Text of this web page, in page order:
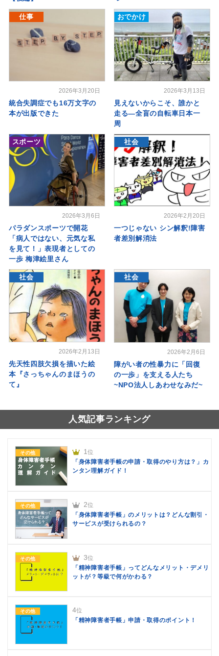
仕事
2026年3月20日
統合失調症でも16万文字の
本が出版できた
おでかけ
2026年3月13日
見えないからこそ、誰かと
走る―全盲の自転車日本一
周
スポーツ
2026年3月6日
パラダンスポーツで開花
「病人ではない、元気な私
を見て！」表現者としての
一歩 梅津絵里さん
社会
2026年2月20日
一つじゃない シン解釈!障害
者差別解消法
社会
2026年2月13日
先天性四肢欠損を描いた絵
本『さっちゃんのまほうの
て』
社会
2026年2月6日
障がい者の性暴力に「回復
の一歩」を支える人たち
~NPO法人しあわせなみだ~
人気記事ランキング
その他 1 位
「身体障害者手帳の申請・取得のやり方は？」カ
ンタン理解ガイド！
その他 2位
「身体障害者手帳」のメリットは？どんな割引・
サービスが受けられるの？
その他 3位
「精神障害者手帳」ってどんなメリット・デメリ
ットが？等級で何がかわる？
その他 4位
「精神障害者手帳」申請・取得のポイント！